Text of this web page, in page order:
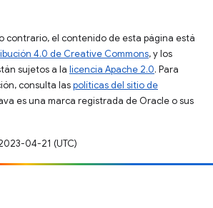
contrario, el contenido de esta página está
4.0 de Creative Commons, y los
sujetos a la licencia Apache 2.0. Para
consulta laspolíticas del sitio de
es una marca registrada de Oracle o sus
04-21 (UTC)